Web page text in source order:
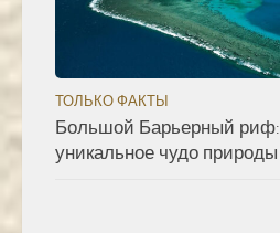
ТОЛЬКО ФАКТЫ
Большой Барьерный риф:
уникальное чудо природы